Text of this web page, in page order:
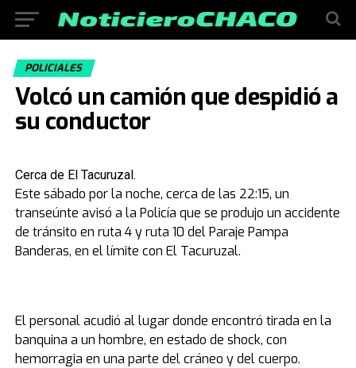
POLICIALES
Volcó un camión que despidió a
su conductor
Cerca de El Tacuruzal.
Este sábado por la noche, cerca de las 22:15, un
transeúnte avisó a la Policía que se produjo un accidente
de tránsito en ruta 4 y ruta 10 del Paraje Pampa
Banderas, en el límite con El Tacuruzal.
El personal acudió al lugar donde encontró tirada en la
banquina a un hombre, en estado de shock, con
hemorragia en una parte del cráneo y del cuerpo.